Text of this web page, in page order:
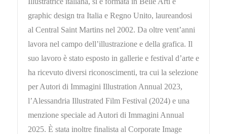
graphic design tra Italia e Regno Unito, laureandosi
al Central Saint Martins nel 2002. Da oltre vent’anni
lavora nel campo dell’illustrazione e della grafica. Il
suo lavoro è stato esposto in gallerie e festival d’arte e
ha ricevuto diversi riconoscimenti, tra cui la selezione
per Autori di Immagini Illustration Annual 2023,
l’Alessandria Illustrated Film Festival (2024) e una
menzione speciale ad Autori di Immagini Annual
2025. È stata inoltre finalista al Corporate Image